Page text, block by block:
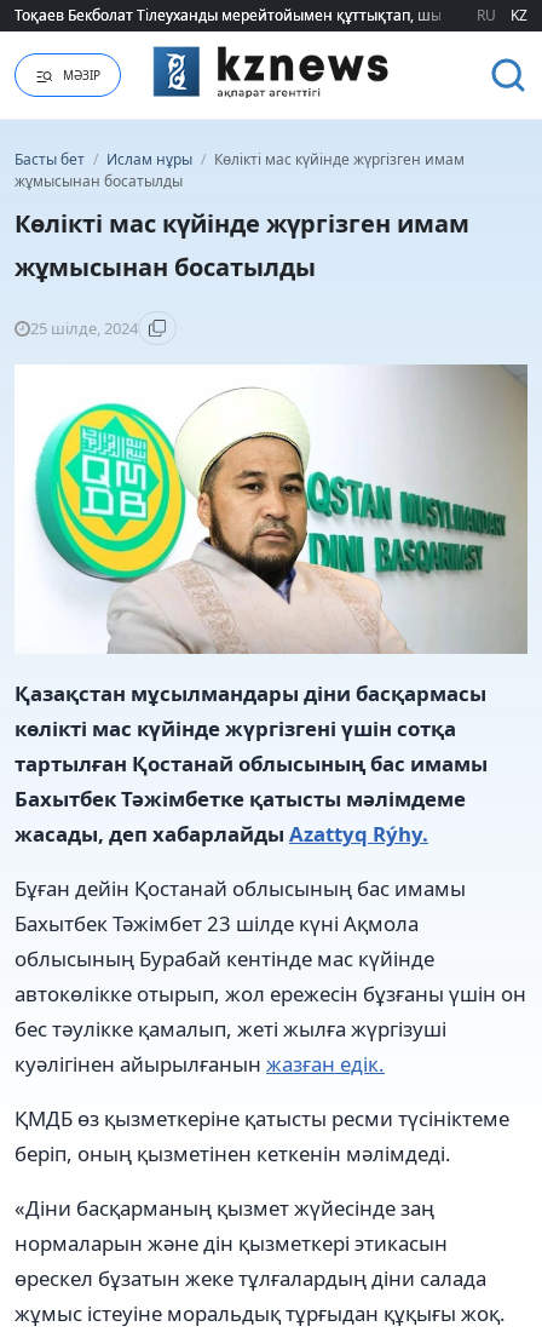
Тоқаев Бекболат Тілеуханды мерейтойымен құттықтап, шығармашылық
Тоқаев Бекболат Тілеуханды мерейтойымен құттықтап, шығармашылық
RU KZ
МӘЗІР
Басты бет / Ислам нұры / Көлікті мас күйінде жүргізген имам
жұмысынан босатылды
Көлікті мас күйінде жүргізген имам
жұмысынан босатылды
25 шілде, 2024
Қазақстан мұсылмандары діни басқармасы
көлікті мас күйінде жүргізгені үшін сотқа
тартылған Қостанай облысының бас имамы
Бахытбек Тәжімбетке қатысты мәлімдеме
жасады, деп хабарлайды Azattyq Rýhy.
Бұған дейін Қостанай облысының бас имамы
Бахытбек Тәжімбет 23 шілде күні Ақмола
облысының Бурабай кентінде мас күйінде
автокөлікке отырып, жол ережесін бұзғаны үшін он
бес тәулікке қамалып, жеті жылға жүргізуші
куәлігінен айырылғанын жазған едік.
ҚМДБ өз қызметкеріне қатысты ресми түсініктеме
беріп, оның қызметінен кеткенін мәлімдеді.
«Діни басқарманың қызмет жүйесінде заң
нормаларын және дін қызметкері этикасын
өрескел бұзатын жеке тұлғалардың діни салада
жұмыс істеуіне моральдық тұрғыдан құқығы жоқ.